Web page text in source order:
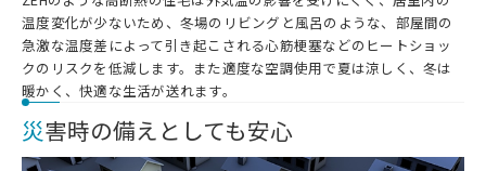
温度変化が少ないため、冬場のリビングと風呂のような、部屋間の
急激な温度差によって引き起こされる心筋梗塞などのヒートショッ
クのリスクを低減します。また適度な空調使用で夏は涼しく、冬は
暖かく、快適な生活が送れます。
災害時の備えとしても安心